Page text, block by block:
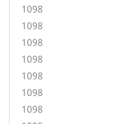
1098
1098
1098
1098
1098
1098
1098